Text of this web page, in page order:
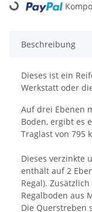
Loading...
Beschreibung
Dieses ist ein
Werkstatt oder
Auf drei Ebenen
Boden, ergibt es
Traglast von 795
Dieses verzinkte
enthält auf 2
Regal).
Regalboden aus
Die Querstreben